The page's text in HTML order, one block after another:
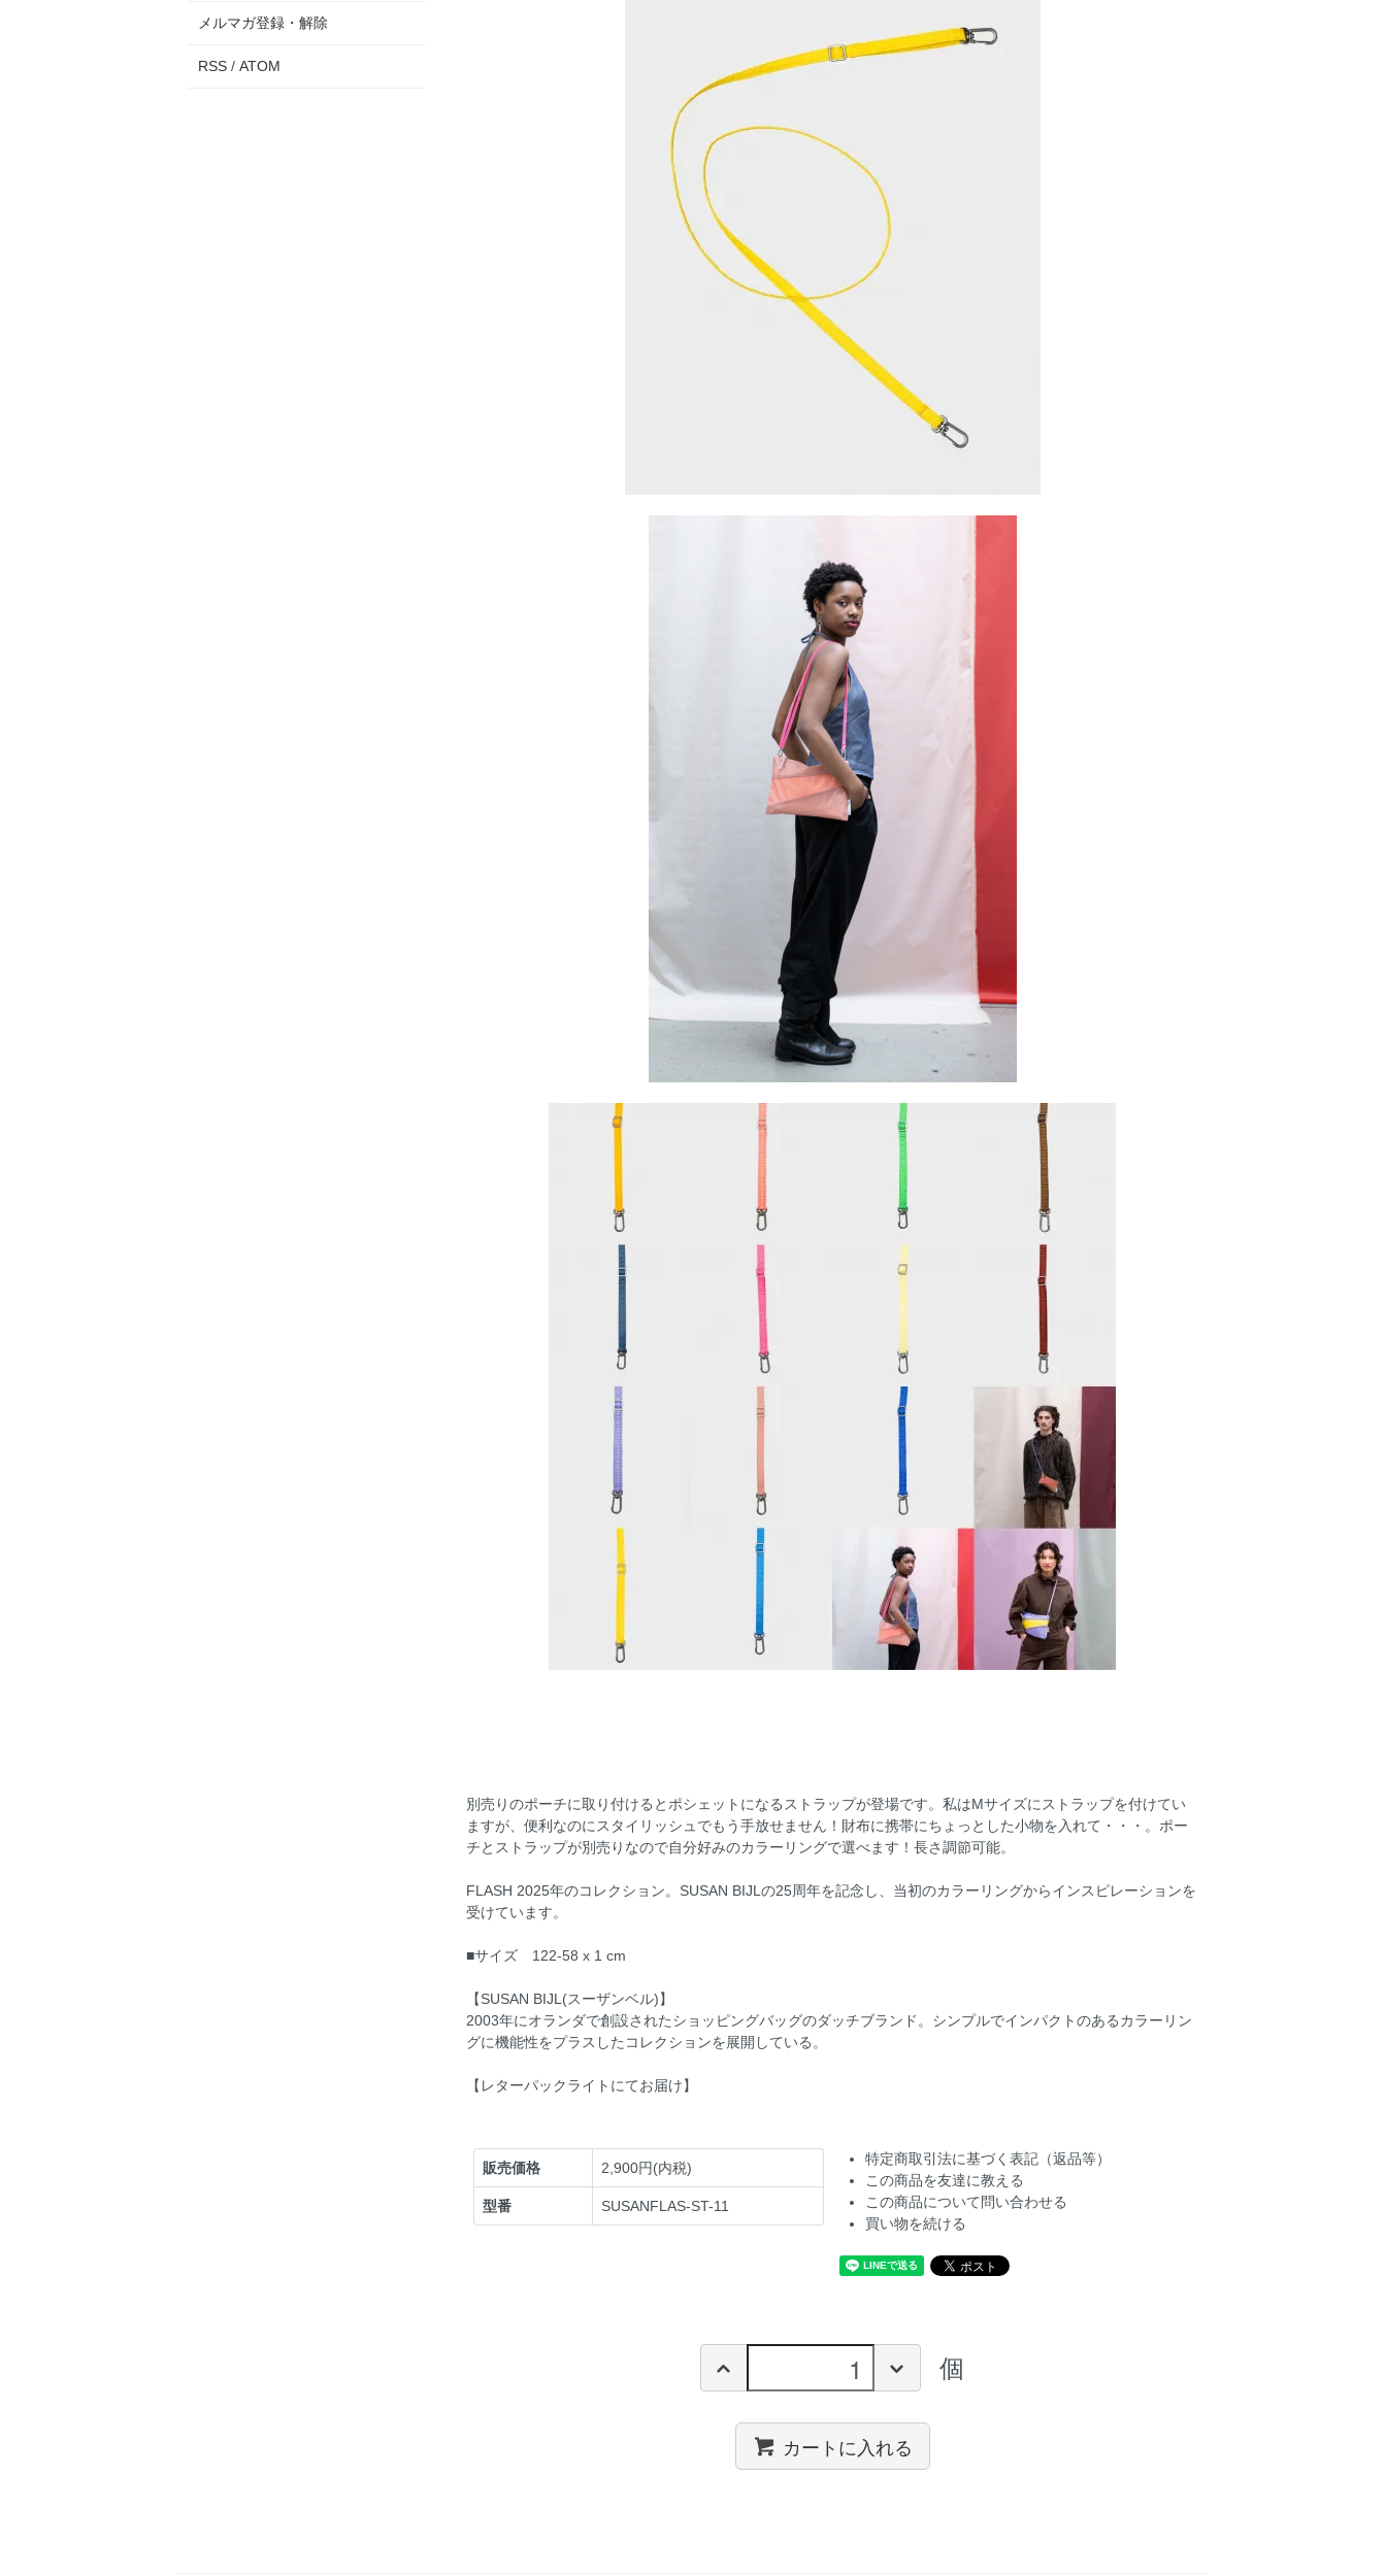
別売りのポーチに取り付けるとポシェットになるストラップが登場です。私はMサイズにストラップを付けてい
ますが、便利なのにスタイリッシュでもう手放せません！財布に携帯にちょっとした小物を入れて・・・。ポー
チとストラップが別売りなので自分好みのカラーリングで選べます！長さ調節可能。
FLASH 2025年のコレクション。SUSAN BIJLの25周年を記念し、当初のカラーリングからインスピレーションを
受けています。
■サイズ 122-58 x 1 cm
【SUSAN BIJL(スーザンベル)】
2003年にオランダで創設されたショッピングバッグのダッチブランド。シンプルでインパクトのあるカラーリン
グに機能性をプラスしたコレクションを展開している。
【レターパックライトにてお届け】
販売価格 2,900円(内税)
型番 SUSANFLAS-ST-11
特定商取引法に基づく表記（返品等）
この商品を友達に教える
この商品について問い合わせる
買い物を続ける
個
カートに入れる
メルマガ登録・解除
RSS / ATOM